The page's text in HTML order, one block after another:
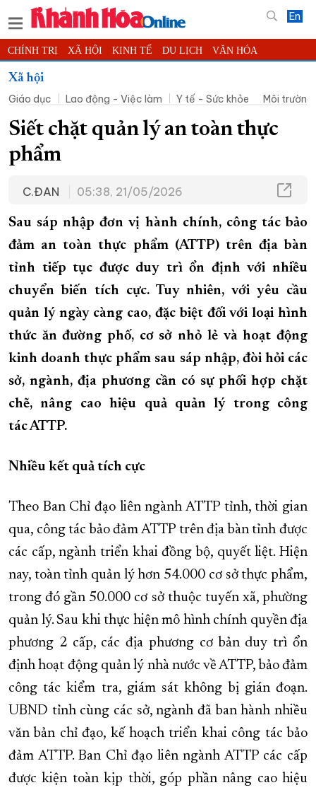
En
CHÍNH TRỊ XÃ HỘI KINH TẾ DU LỊCH VĂN HÓA
THỂ THAO
KHOA HỌC - CÔNG NGHỆ PHÁP LUẬT BẠN ĐỌC PHÓNG SỰ
THẾ GIỚI MULTIMEDIA VIDEO ĐỌC BÁO ONLINE
PODCAST
TRƯỜNG SA BIỂN ĐẢO QUÊ HƯƠNG
CHUNG TAY CẢI CÁCH HÀNH CHÍNH
XÂY DỰNG NÔNG THÔN MỚI LỊCH CẮT ĐIỆN
TÀU - XE - MÁY BAY
KỶ NIỆM 370 NĂM XÂY DỰNG VÀ PHÁT TRIỂN TỈNH KHÁNH HÒA
KHOẢNH KHẮC ĐẸP XỨ TRẦM
XÂY DỰNG KHÁNH HÒA TRỞ THÀNH THÀNH PHỐ TRỰC THUỘC
ĐẠI HỘI ĐẢNG CÁC CẤP TRANG CHỦ VỀ BÁO KHÁNH HÒA
Xã hội
Giáo dục
Lao động - Việc làm Y tế - Sức khỏe Môi
Siết chặt quản lý an toàn thực
phẩm
C.ĐAN 05:38, 21/05/2026
Sau sáp nhập đơn vị hành chính, công tác bảo
đảm an toàn thực phẩm (ATTP) trên địa bàn
tỉnh tiếp tục được duy trì ổn định với nhiều
chuyển biến tích cực. Tuy nhiên, với yêu cầu
quản lý ngày càng cao, đặc biệt đối với loại hình
thức ăn đường phố, cơ sở nhỏ lẻ và hoạt động
kinh doanh thực phẩm sau sáp nhập, đòi hỏi các
sở, ngành, địa phương cần có sự phối hợp chặt
chẽ, nâng cao hiệu quả quản lý trong công
tác ATTP.
Nhiều kết quả tích cực
Theo Ban Chỉ đạo liên ngành ATTP tỉnh, thời gian
qua, công tác bảo đảm ATTP trên địa bàn tỉnh được
các cấp, ngành triển khai đồng bộ, quyết liệt. Hiện
nay, toàn tỉnh quản lý hơn 54.000 cơ sở thực phẩm,
trong đó gần 50.000 cơ sở thuộc tuyến xã, phường
quản lý. Sau khi thực hiện mô hình chính quyền địa
phương 2 cấp, các địa phương cơ bản duy trì ổn
định hoạt động quản lý nhà nước về ATTP, bảo đảm
công tác kiểm tra, giám sát không bị gián đoạn.
UBND tỉnh cùng các sở, ngành đã ban hành nhiều
văn bản chỉ đạo, kế hoạch triển khai công tác bảo
đảm ATTP. Ban Chỉ đạo liên ngành ATTP các cấp
được kiện toàn kịp thời, góp phần nâng cao hiệu